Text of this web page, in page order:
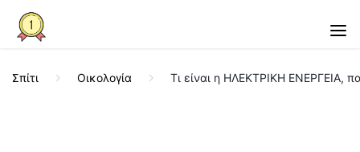
Σπίτι Οικολογία Τι είναι η ΗΛΕΚΤΡΙΚΗ ΕΝΕΡΓΕΙΑ,